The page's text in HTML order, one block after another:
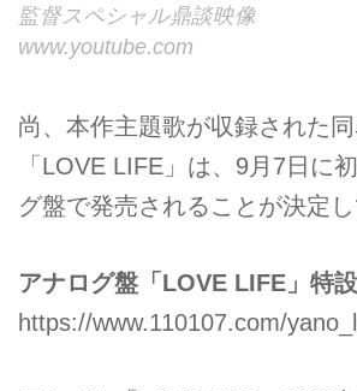
監督スペシャル鼎談映像
www.youtube.com
尚、本作主題歌が収録された
「LOVE LIFE」は、9月7日に
グ盤で発売されることが決定し
アナログ盤「LOVE LIFE」特
https://www.110107.com/